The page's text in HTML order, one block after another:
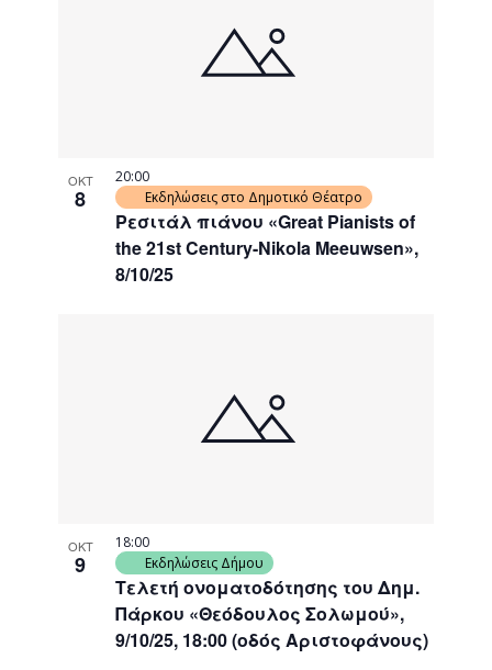
ΟΚΤ
8
Ρεσιτάλ πιάνου «Great Pianists of
the 21st Century-Nikola Meeuwsen»,
8/10/25
20:00
Εκδηλώσεις στο Δημοτικό Θέατρο
ΟΚΤ
9
Τελετή ονοματοδότησης του Δημ.
Πάρκου «Θεόδουλος Σολωμού»,
9/10/25, 18:00 (οδός Αριστοφάνους)
18:00
Εκδηλώσεις Δήμου